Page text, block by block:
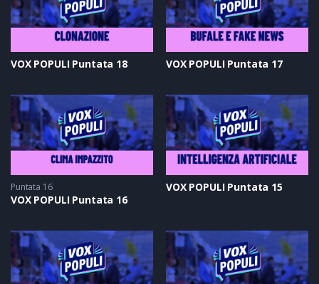
VOX POPULI Puntata 18 VOX POPULI Puntata 17
Puntata 16
VOX POPULI Puntata 16
VOX POPULI Puntata 15